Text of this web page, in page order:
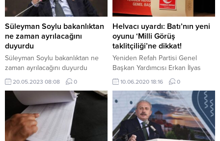
Cumhurbaşkanı Recep Tayyip
Erdoğan depremin yıldönümünde
deprem bölgesindeki şehirlere
ziyaretlerine devam ediyor. Bu
kapsamda 7 Şubat Çarşamba
günü Şanlıurfa’ya...
Süleyman Soylu bakanlıktan
ne zaman ayrılacağını
duyurdu
Süleyman Soylu bakanlıktan ne
zaman ayrılacağını duyurdu
20.05.2023 08:08 0
Helvacı uyardı: Batı’nın yeni
oyunu ‘Milli Görüş
taklitçiliği’ne dikkat!
Yeniden Refah Partisi Genel
Başkan Yardımcısı Erkan İlyas
Helvacı yaptığı yazılı açıklamada,
"Ülkemizde son dönemde
söylemlerde 'Milli Görüş
Taklitçiliği yapıldığını ancak
eylemlerde 'Batı taklitçiliği'nden
öteye gidilemediğini " ifade etti.
10.06.2020 18:16 0